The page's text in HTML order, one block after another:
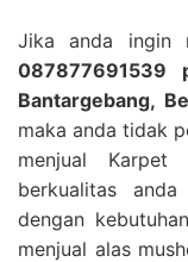
Jika anda ingin
087877691539
Bantargebang,
maka anda tidak
menjual
berkualitas
dengan
menjual alas